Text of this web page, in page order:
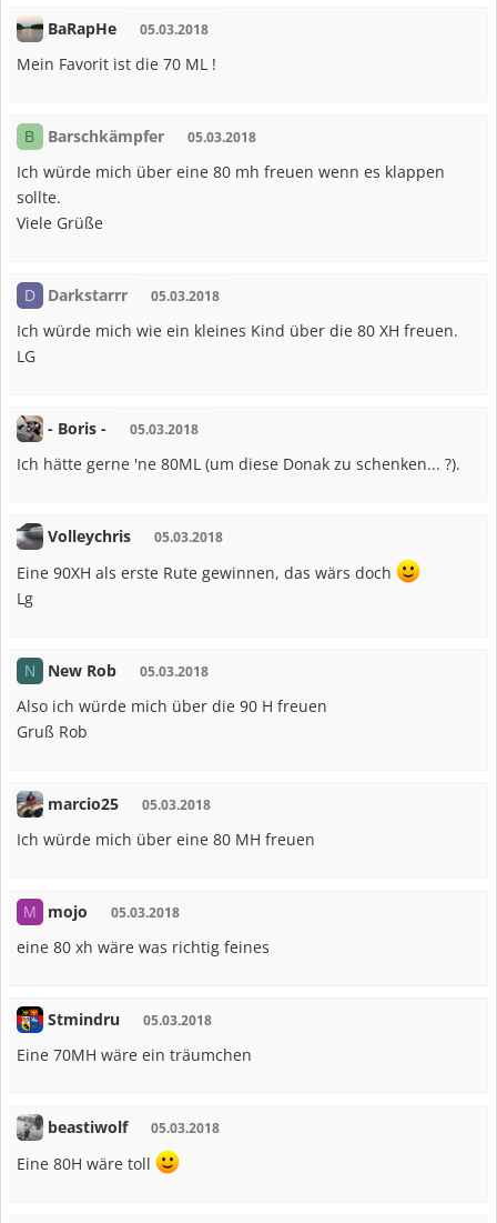
BaRapHe 05.03.2018
Mein Favorit ist die 70 ML !
B Barschkämpfer 05.03.2018
Ich würde mich über eine 80 mh freuen wenn es klappen
sollte.
Viele Grüße
D Darkstarrr 05.03.2018
Ich würde mich wie ein kleines Kind über die 80 XH freuen.
LG
- Boris - 05.03.2018
Ich hätte gerne 'ne 80ML (um diese Donak zu schenken... ?).
Volleychris 05.03.2018
Eine 90XH als erste Rute gewinnen, das wärs doch
Lg
N New Rob 05.03.2018
Also ich würde mich über die 90 H freuen
Gruß Rob
marcio25 05.03.2018
Ich würde mich über eine 80 MH freuen
M mojo 05.03.2018
eine 80 xh wäre was richtig feines
Stmindru 05.03.2018
Eine 70MH wäre ein träumchen
beastiwolf 05.03.2018
Eine 80H wäre toll